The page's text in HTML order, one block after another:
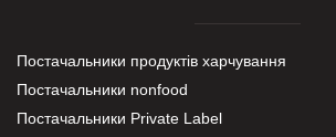
Постачальники продуктів харчування
Постачальники nonfood
Постачальники Private Label